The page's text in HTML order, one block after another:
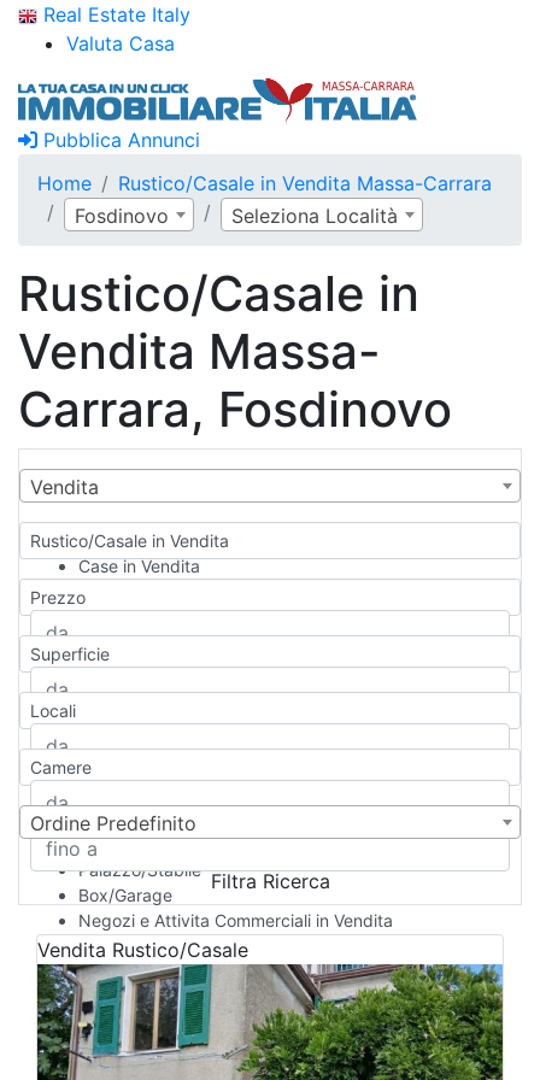
Real Estate Italy
Valuta Casa
Pubblica Annunci
Home
Rustico/Casale in Vendita Massa-Carrara
Fosdinovo
Seleziona Località
Rustico/Casale in
Vendita Massa-
Carrara, Fosdinovo
Vendita
Rustico/Casale in Vendita
Case in Vendita
Qualsiasi
Appartamento
Casa indipendente
Casa Semi-indipendente
Attico/Mansarda
Rustico/Casale
Camera d'Albergo
Multiproprietà
Palazzo/Stabile
Box/Garage
Negozi e Attivita Commerciali in Vendita
Qualsiasi
Attività/Licenza Commerciale
Azienda Agricola
Bar/Ristorante
Bed & Breakfast
Albergo
Prezzo
Superficie
Locali
Camere
Ordine Predefinito
Filtra Ricerca
Vendita Rustico/Casale